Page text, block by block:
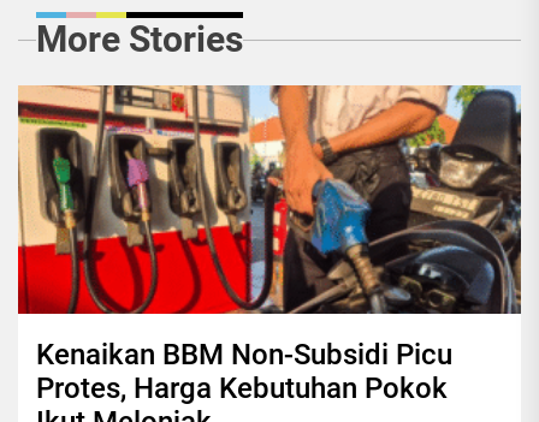
More Stories
Kenaikan BBM Non-Subsidi Picu
Protes, Harga Kebutuhan Pokok